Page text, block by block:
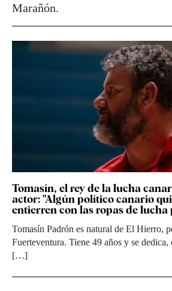
Marañón.
Tomasín, el rey de la lucha
actor: "Algún político canario
entierren con las ropas de lucha
Tomasín Padrón es natural de El Hierro,
Fuerteventura. Tiene 49 años y se dedica,
[…]